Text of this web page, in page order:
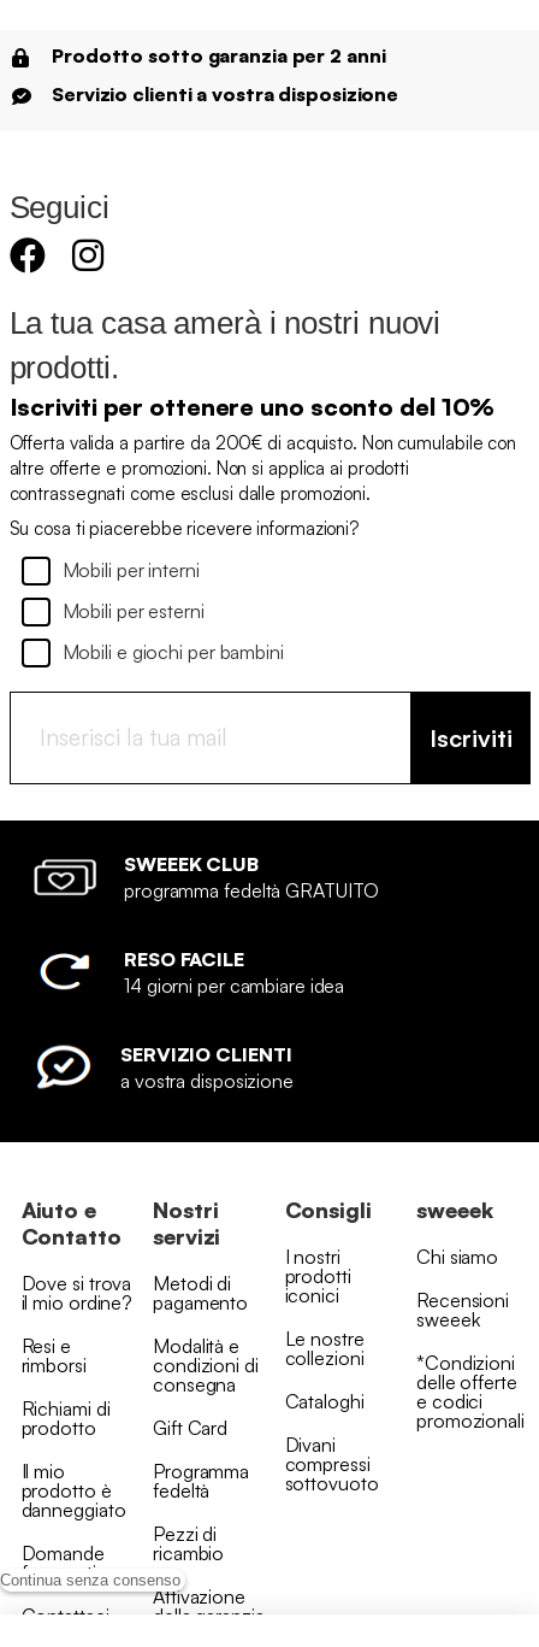
Continua senza consenso
Prodotto sotto garanzia per 2 anni
Servizio clienti a vostra disposizione
Seguici
La tua casa amerà i nostri nuovi
prodotti.
Iscriviti per ottenere uno sconto del 10%
Offerta valida a partire da 200€ di acquisto. Non cumulabile con
altre offerte e promozioni. Non si applica ai prodotti
contrassegnati come esclusi dalle promozioni.
Su cosa ti piacerebbe ricevere informazioni?
Mobili per interni
Mobili per esterni
Mobili e giochi per bambini
Iscriviti
SWEEEK CLUB
programma fedeltà GRATUITO
RESO FACILE
14 giorni per cambiare idea
SERVIZIO CLIENTI
a vostra disposizione
Aiuto e
Contatto
Dove si trova
il mio ordine?
Resi e
rimborsi
Richiami di
prodotto
Il mio
prodotto è
danneggiato
Domande
frequenti
Contattaci
Nostri
servizi
Metodi di
pagamento
Modalità e
condizioni di
consegna
Gift Card
Programma
fedeltà
Pezzi di
ricambio
Attivazione
della garanzia
Consigli
I nostri
prodotti
iconici
Le nostre
collezioni
Cataloghi
Divani
compressi
sottovuoto
sweeek
Chi siamo
Recensioni
sweeek
*Condizioni
delle offerte
e codici
promozionali